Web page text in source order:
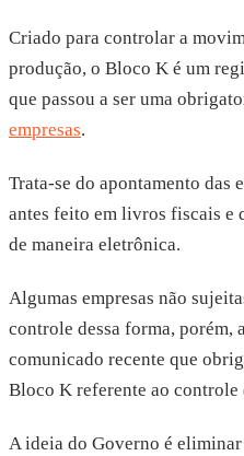
Criado para controlar a
produção, o Bloco K é um
que passou a ser uma
empresas.
Trata-se do apontamento das
antes feito em livros fiscais e
de maneira eletrônica.
Algumas empresas não
controle dessa forma, porém,
comunicado recente que
Bloco K referente ao controle
A ideia do Governo é eliminar